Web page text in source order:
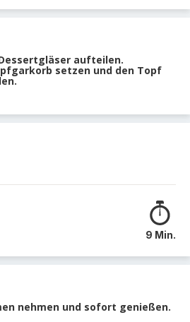
aufteilen.
setzen und den Topf
9 Min.
nehmen und sofort genießen.